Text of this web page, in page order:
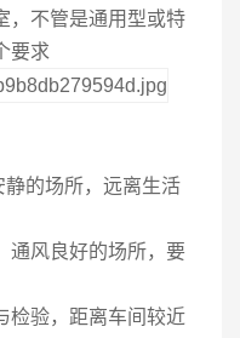
，不管是通用型或特
要求
的场所，远离生活
通风良好的场所，要
检验，距离车间较近